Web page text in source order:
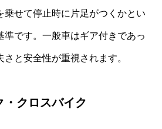
乗せて停止時に片足がつくかとい
準です。一般車はギア付きであっ
と安全性が重視されます。
・クロスバイク